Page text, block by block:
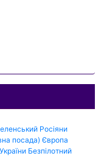
Росіяни
посада) Європа
Безпілотний